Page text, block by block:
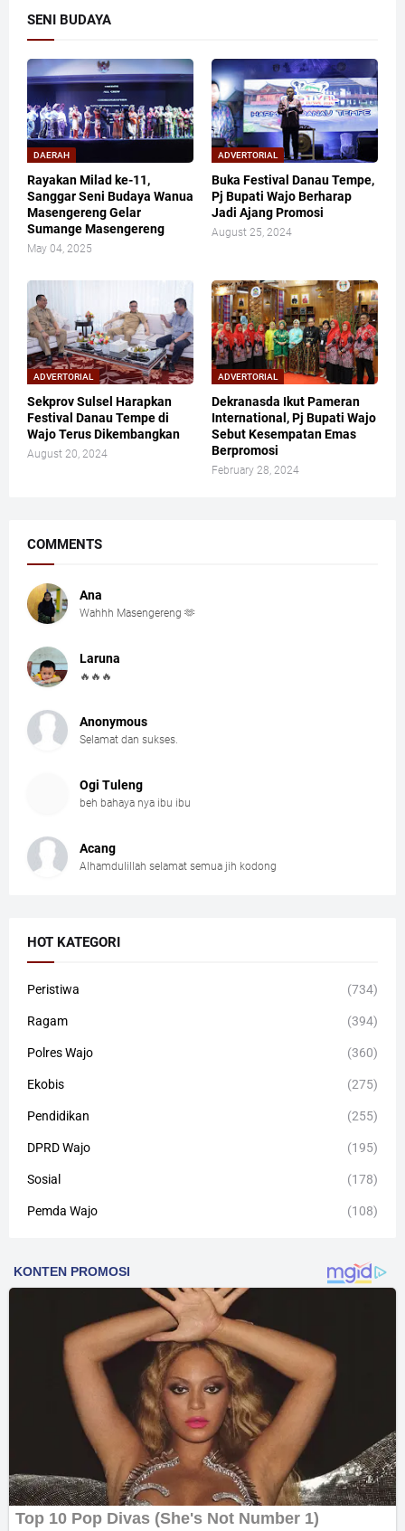
SENI BUDAYA
DAERAH
Rayakan Milad ke-11,
Sanggar Seni Budaya Wanua
Masengereng Gelar
Sumange Masengereng
May 04, 2025
ADVERTORIAL
Buka Festival Danau Tempe,
Pj Bupati Wajo Berharap
Jadi Ajang Promosi
August 25, 2024
ADVERTORIAL
Sekprov Sulsel Harapkan
Festival Danau Tempe di
Wajo Terus Dikembangkan
August 20, 2024
ADVERTORIAL
Dekranasda Ikut Pameran
International, Pj Bupati Wajo
Sebut Kesempatan Emas
Berpromosi
February 28, 2024
COMMENTS
Ana
Wahhh Masengereng 🫶
Laruna
🔥🔥🔥
Anonymous
Selamat dan sukses.
Ogi Tuleng
beh bahaya nya ibu ibu
Acang
Alhamdulillah selamat semua jih kodong
HOT KATEGORI
Peristiwa (734)
Ragam (394)
Polres Wajo (360)
Ekobis (275)
Pendidikan (255)
DPRD Wajo (195)
Sosial (178)
Pemda Wajo (108)